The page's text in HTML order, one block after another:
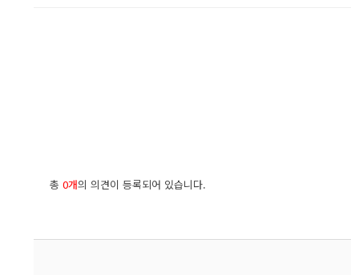
총 0개의 의견이 등록되어 있습니다.